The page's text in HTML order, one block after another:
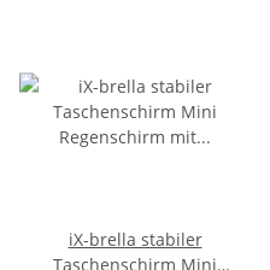
iX-brella stabiler
Taschenschirm Mini